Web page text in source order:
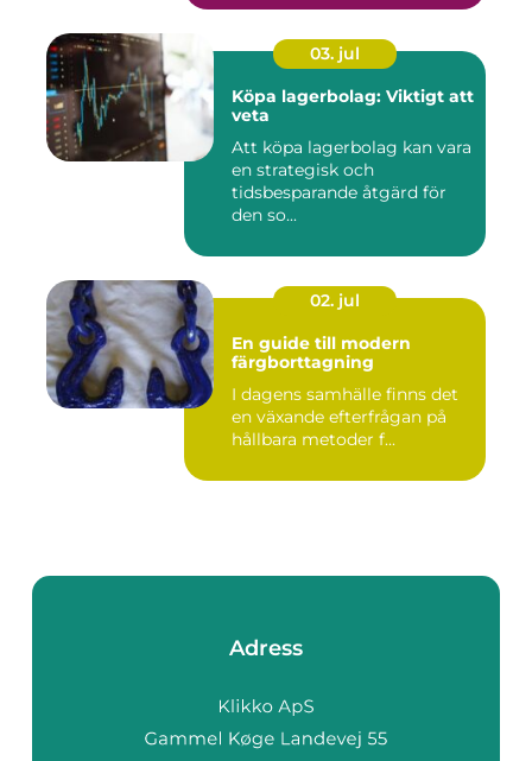
03. jul
Köpa lagerbolag: Viktigt att
veta
Att köpa lagerbolag kan vara
en strategisk och
tidsbesparande åtgärd för
den so...
02. jul
En guide till modern
färgborttagning
I dagens samhälle finns det
en växande efterfrågan på
hållbara metoder f...
Adress